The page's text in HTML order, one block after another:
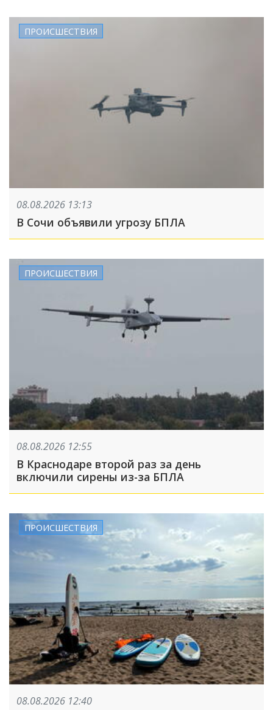
ПРОИСШЕСТВИЯ
08.08.2026 13:13
В Сочи объявили угрозу БПЛА
ПРОИСШЕСТВИЯ
08.08.2026 12:55
В Краснодаре второй раз за день
включили сирены из-за БПЛА
ПРОИСШЕСТВИЯ
08.08.2026 12:40